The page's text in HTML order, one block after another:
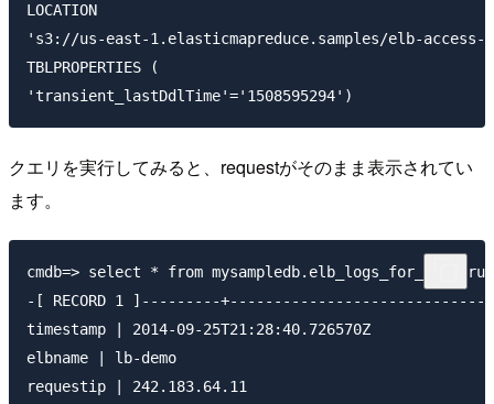
LOCATION
's3://us-east-1.elasticmapreduce.samples/elb-
TBLPROPERTIES (
クエリを実行してみると、requestがそのまま表示されてい
ます。
cmdb=> select * from
-[ RECORD 1 ]---------
timestamp | 2014-09-25T21:28:40.726570Z
elbname | lb-demo
requestip | 242.183.64.11